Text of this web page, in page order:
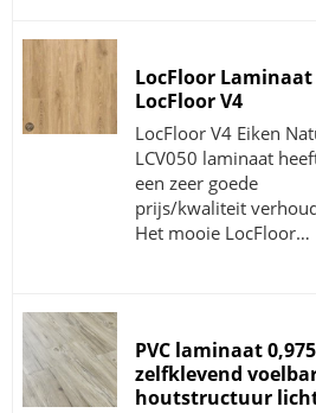
LocFloor Laminaat
LocFloor V4
LocFloor V4 Eiken
LCV050 laminaat
een zeer goede
prijs/kwaliteit
Het mooie LocFloor…
PVC laminaat
zelfklevend
houtstructuur